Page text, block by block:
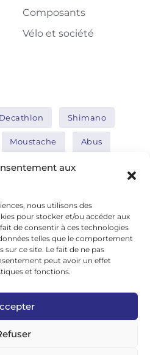
aux
nous utilisons des
pour stocker et/ou accéder aux
de consentir à ces technologies
telles que le comportement
ce site. Le fait de ne pas
peut avoir un effet
et fonctions.
Composants
Vélo et société
Decathlon Shimano
Moustache Abus